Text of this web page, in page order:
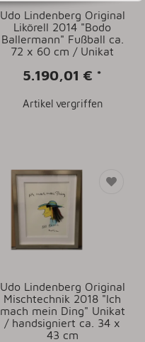
Udo Lindenberg Original
Likörell 2014 "Bodo
Ballermann" Fußball ca.
72 x 60 cm / Unikat
5.190,01 € *
Artikel vergriffen
Udo Lindenberg Original
Mischtechnik 2018 "Ich
mach mein Ding" Unikat
/ handsigniert ca. 34 x
43 cm